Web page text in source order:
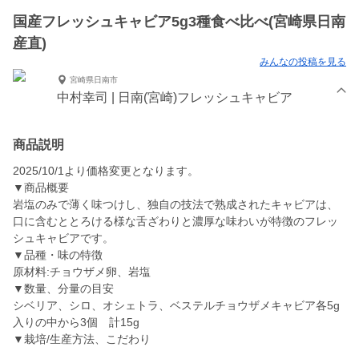
国産フレッシュキャビア5g3種食べ比べ(宮崎県日南
産直)
みんなの投稿を見る
宮崎県日南市
中村幸司 | 日南(宮崎)フレッシュキャビア
商品説明
2025/10/1より価格変更となります。
▼商品概要
岩塩のみで薄く味つけし、独自の技法で熟成されたキャビアは、
口に含むととろける様な舌ざわりと濃厚な味わいが特徴のフレッ
シュキャビアです。
▼品種・味の特徴
原材料:チョウザメ卵、岩塩
▼数量、分量の目安
シベリア、シロ、オシェトラ、ベステルチョウザメキャビア各5g
入りの中から3個 計15g
▼栽培/生産方法、こだわり